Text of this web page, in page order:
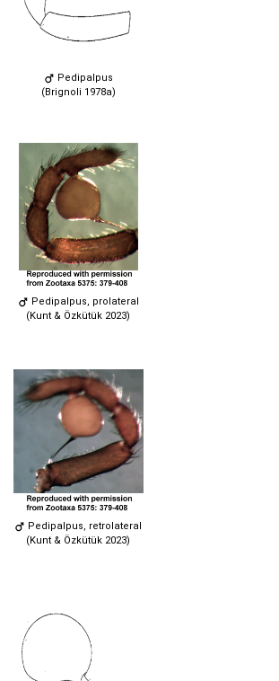
Pedipalpus
(Brignoli 1978a)
Pedipalpus, prolateral
(Kunt & Özkütük 2023)
Pedipalpus, retrolateral
(Kunt & Özkütük 2023)